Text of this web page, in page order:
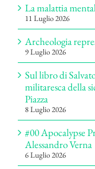
La malattia
11 Luglio 2026
Archeologia
9 Luglio 2026
Sul libro di
militaresca della
Piazza
8 Luglio 2026
#00 Apocalypse
Alessandro Verna
6 Luglio 2026